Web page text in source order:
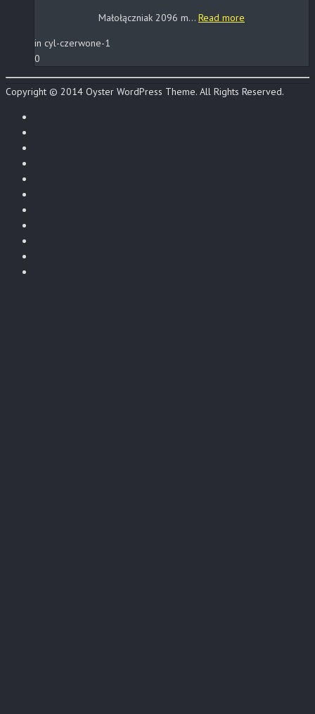
Małołączniak 2096 m... Read more
in cyl-czerwone-1
0
Copyright © 2014 Oyster WordPress Theme. All Rights Reserved.